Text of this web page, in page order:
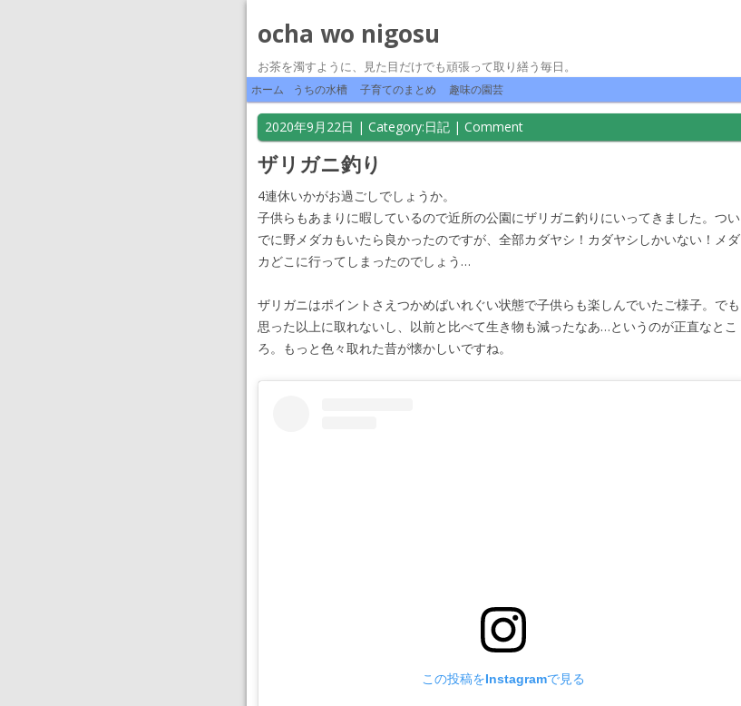
ocha wo nigosu
お茶を濁すように、見た目だけでも頑張って取り繕う毎日。
ホーム うちの水槽 子育てのまとめ 趣味の園芸
2020年9月22日 | Category:日記 | Comment
ザリガニ釣り
4連休いかがお過ごしでしょうか。
子供らもあまりに暇しているので近所の公園にザリガニ釣りにいってきました。つい
でに野メダカもいたら良かったのですが、全部カダヤシ！カダヤシしかいない！メダ
カどこに行ってしまったのでしょう…
ザリガニはポイントさえつかめばいれぐい状態で子供らも楽しんでいたご様子。でも
思った以上に取れないし、以前と比べて生き物も減ったなあ…というのが正直なとこ
ろ。もっと色々取れた昔が懐かしいですね。
この投稿をInstagramで見る